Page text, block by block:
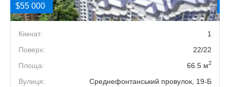
$55 000
Кімнат:
1
Поверх:
22/22
Площа:
66.5 м2
Вулиця:
Среднефонтанський провулок, 19-Б